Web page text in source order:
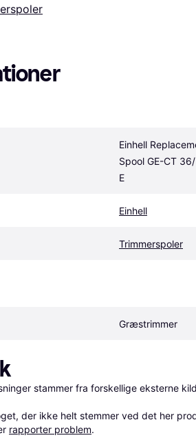
Einhell
Spool GE-CT
E
Einhell
Trimmerspoler
Græstrimmer
stammer fra forskellige eksterne
der ikke helt stemmer ved det her
rapporter problem.